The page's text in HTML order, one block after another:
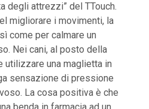
degli attrezzi” del TTouch.
migliorare i movimenti, la
come per calmare un
Nei cani, al posto della
utilizzare una maglietta in
sensazione di pressione
La cosa positiva è che